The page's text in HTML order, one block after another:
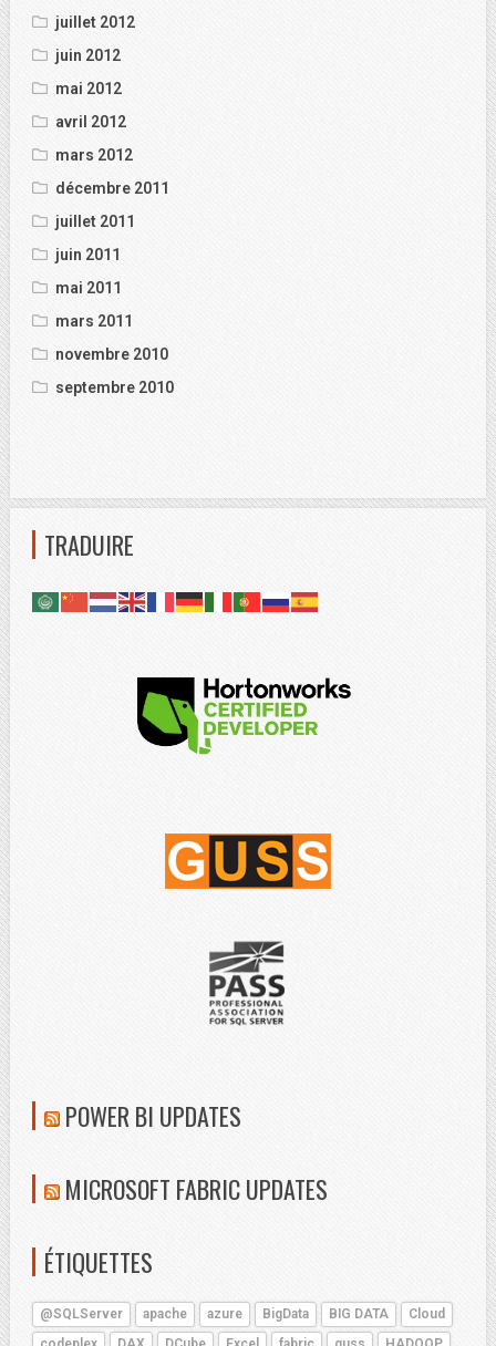
juillet 2012
juin 2012
mai 2012
avril 2012
mars 2012
décembre 2011
juillet 2011
juin 2011
mai 2011
mars 2011
novembre 2010
septembre 2010
TRADUIRE
POWER BI UPDATES
MICROSOFT FABRIC UPDATES
ÉTIQUETTES
@SQLServer apache azure BigData BIG DATA
Cloud